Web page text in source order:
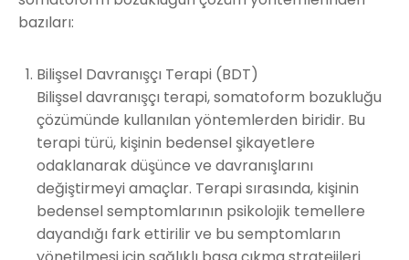
bazıları:
Bilişsel Davranışçı Terapi (BDT)
Bilişsel davranışçı terapi, somatoform bozukluğu
çözümünde kullanılan yöntemlerden biridir. Bu
terapi türü, kişinin bedensel şikayetlere
odaklanarak düşünce ve davranışlarını
değiştirmeyi amaçlar. Terapi sırasında, kişinin
bedensel semptomlarının psikolojik temellere
dayandığı fark ettirilir ve bu semptomların